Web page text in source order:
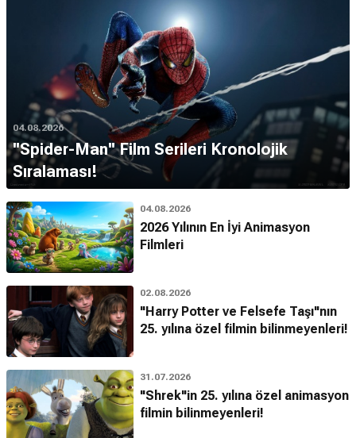
04.08.2026
''Spider-Man'' Film Serileri Kronolojik
Sıralaması!
04.08.2026
2026 Yılının En İyi Animasyon
Filmleri
02.08.2026
"Harry Potter ve Felsefe Taşı"nın
25. yılına özel filmin bilinmeyenleri!
31.07.2026
"Shrek"in 25. yılına özel animasyon
filmin bilinmeyenleri!